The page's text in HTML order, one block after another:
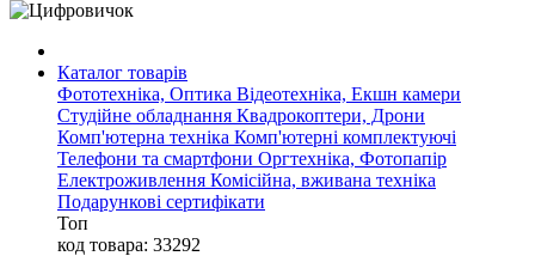
Каталог товарів
Фототехніка, Оптика Відеотехніка, Екшн камери
Студійне обладнання Квадрокоптери, Дрони
Комп'ютерна техніка Комп'ютерні комплектуючі
Телефони та смартфони Оргтехніка, Фотопапір
Електроживлення Комісійна, вживана техніка
Подарункові сертифікати
Топ
код товара: 33292